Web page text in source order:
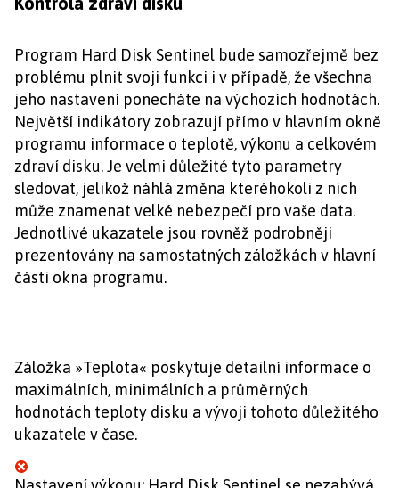
Program Hard Disk Sentinel bude samozřejmě bez
problému plnit svoji funkci i v případě, že všechna
jeho nastavení ponecháte na výchozích hodnotách.
Největší indikátory zobrazují přímo v hlavním okně
programu informace o teplotě, výkonu a celkovém
zdraví disku. Je velmi důležité tyto parametry
sledovat, jelikož náhlá změna kteréhokoli z nich
může znamenat velké nebezpečí pro vaše data.
Jednotlivé ukazatele jsou rovněž podrobněji
prezentovány na samostatných záložkách v hlavní
části okna programu.
Záložka »Teplota« poskytuje detailní informace o
maximálních, minimálních a průměrných
hodnotách teploty disku a vývoji tohoto důležitého
ukazatele v čase.